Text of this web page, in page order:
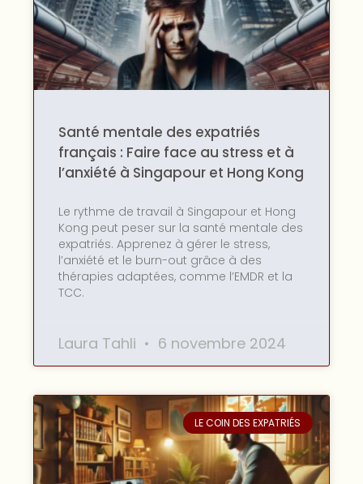
Santé mentale des expatriés
français : Faire face au stress et à
l’anxiété à Singapour et Hong Kong
Le rythme de travail à Singapour et Hong
Kong peut peser sur la santé mentale des
expatriés. Apprenez à gérer le stress,
l’anxiété et le burn-out grâce à des
thérapies adaptées, comme l’EMDR et la
TCC.
Laura Tahli 6 novembre 2024
LE COIN DES EXPATRIÉS